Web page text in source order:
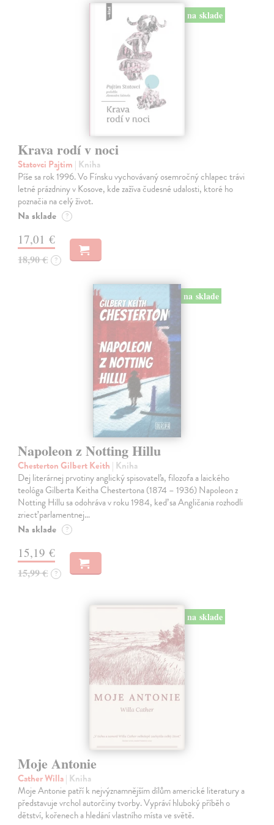
na sklade
Krava rodí v noci
Statovci Pajtim | Kniha
Píše sa rok 1996. Vo Fínsku vychovávaný osemročný chlapec trávi
letné prázdniny v Kosove, kde zažíva čudesné udalosti, ktoré ho
poznačia na celý život.
Na sklade ?
17,01 €
18,90 € ?
na sklade
Napoleon z Notting Hillu
Chesterton Gilbert Keith | Kniha
Dej literárnej prvotiny anglický spisovateľa, filozofa a laického
teológa Gilberta Keitha Chestertona (1874 – 1936) Napoleon z
Notting Hillu sa odohráva v roku 1984, keď sa Angličania rozhodli
zriecť parlamentnej…
Na sklade ?
15,19 €
15,99 € ?
na sklade
Moje Antonie
Cather Willa| Kniha
Moje Antonie patří k nejvýznamnějším dílům americké literatury a
představuje vrchol autorčiny tvorby. Vypráví hluboký příběh o
dětství, kořenech a hledání vlastního místa ve světě.